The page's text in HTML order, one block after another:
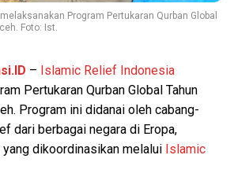
Program Pertukaran Qurban Global
Foto: Ist.
– Islamic Relief Indonesia
Pertukaran Qurban Global Tahun
Program ini didanai oleh cabang-
dari berbagai negara di Eropa,
yang dikoordinasikan melalui Islamic